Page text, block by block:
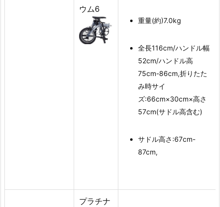
ウム6
重量(約)7.0kg
全長116cm/ハンドル幅
52cm/ハンドル高
75cm-86cm,折りたた
み時サイ
ズ:66cm×30cm×高さ
57cm(サドル高含む)
サドル高さ:67cm-
87cm,
プラチナ